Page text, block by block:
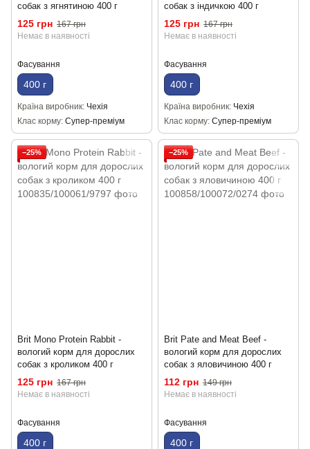
собак з ягнятиною 400 г
125 грн 167 грн
Немає в наявності
Фасування
400 г
Країна виробник Чехія
Клас корму Супер-преміум
собак з індичкою 400 г
125 грн 167 грн
Немає в наявності
Фасування
400 г
Країна виробник Чехія
Клас корму Супер-преміум
−25%
Brit Mono Protein Rabbit -
вологий корм для дорослих
собак з кроликом 400 г
125 грн 167 грн
Немає в наявності
Фасування
400 г
−25%
Brit Pate and Meat Beef -
вологий корм для дорослих
собак з яловичиною 400 г
112 грн 149 грн
Немає в наявності
Фасування
400 г